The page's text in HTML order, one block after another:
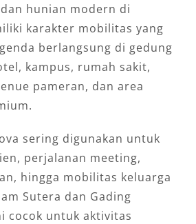
hunian modern di
karakter mobilitas yang
berlangsung di gedung
kampus, rumah sakit,
pameran, dan area
sering digunakan untuk
perjalanan meeting,
hingga mobilitas keluarga
Sutera dan Gading
cocok untuk aktivitas